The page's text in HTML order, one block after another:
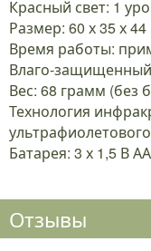
Красный свет: 1
Размер: 60 х 35 х
Время работы:
Влаго-защищенный
Вес: 68 грамм (без
Технология
Батарея: 3 х 1,5 В
Отзывы